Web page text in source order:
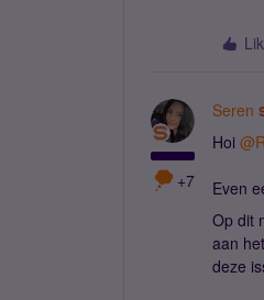
+7
Seren
Hoi
Even
Op dit
aan
deze